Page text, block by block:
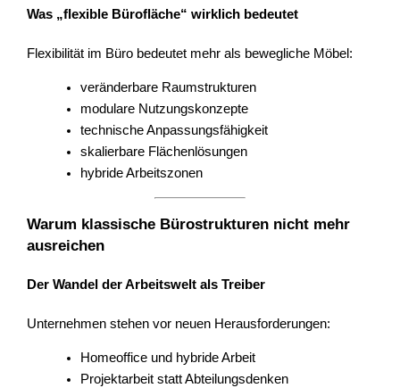
Was „flexible Bürofläche“ wirklich bedeutet
Flexibilität im Büro bedeutet mehr als bewegliche Möbel:
veränderbare Raumstrukturen
modulare Nutzungskonzepte
technische Anpassungsfähigkeit
skalierbare Flächenlösungen
hybride Arbeitszonen
Warum klassische Bürostrukturen nicht mehr
ausreichen
Der Wandel der Arbeitswelt als Treiber
Unternehmen stehen vor neuen Herausforderungen:
Homeoffice und hybride Arbeit
Projektarbeit statt Abteilungsdenken